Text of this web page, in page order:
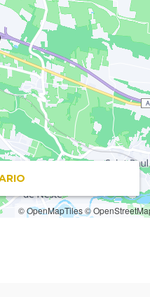
© OpenMapTiles©